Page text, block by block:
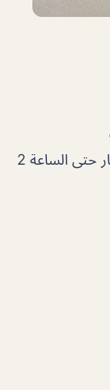
أطلب كعكات ولدي أيضًا أفضل قائمة إفطار حتى الساعة 2